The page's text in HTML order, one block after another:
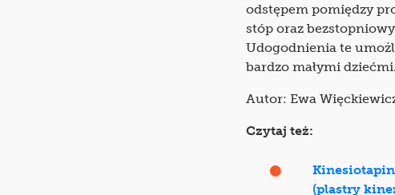
odstępem pomiędzy
stóp oraz
Udogodnienia te
bardzo małymi dziećmi.
Autor: Ewa
Czytaj też:
(plastry